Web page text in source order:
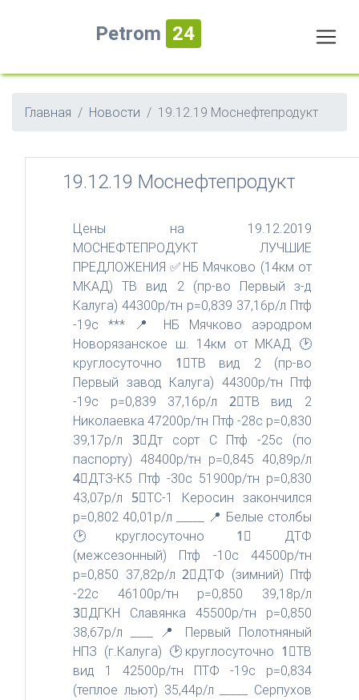
Petrom 24
Главная Новости 19.12.19 Моснефтепродукт
19.12.19 Моснефтепродукт
Цены на 19.12.2019
МОСНЕФТЕПРОДУКТ ЛУЧШИЕ
ПРЕДЛОЖЕНИЯ ✅НБ Мячково (14км от
МКАД) ТВ вид 2 (пр-во Первый з-д
Калуга) 44300р/тн р=0,839 37,16р/л Птф
-19с *** 📍 НБ Мячково аэродром
Новорязанское ш. 14км от МКАД 🕑
круглосуточно 1⃣ТВ вид 2 (пр-во
Первый завод Калуга) 44300р/тн Птф
-19с р=0,839 37,16р/л 2⃣ТВ вид 2
Николаевка 47200р/тн Птф -28с p=0,830
39,17р/л 3⃣Дт сорт C Птф -25с (по
паспорту) 48400р/тн р=0,845 40,89р/л
4⃣ДТЗ-К5 Птф -30с 51900р/тн р=0,830
43,07р/л 5⃣ТС-1 Керосин закончился
р=0,802 40,01р/л _____ 📍 Белые столбы
🕑круглосуточно 1⃣ ДТФ
(межсезонный) Птф -10с 44500р/тн
р=0,850 37,82р/л 2⃣ДТФ (зимний) Птф
-22с 46100р/тн р=0,850 39,18р/л
3⃣ДГКН Славянка 45500р/тн p=0,850
38,67р/л ____ 📍 Первый Полотняный
НПЗ (г.Калуга) 🕑круглосуточно 1⃣ТВ
вид 1 42500р/тн ПТФ -19с р=0,834
(теплое льют) 35,44р/л _____ Серпухов